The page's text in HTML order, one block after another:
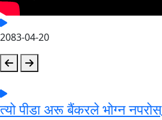
2083-04-20
त्यो पीडा अरू बैंकरले भोग्न नपरोस्